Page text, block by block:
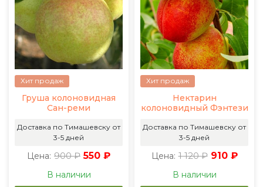
Хит продаж
Груша колоновидная
Сан-реми
Доставка по Тимашевску от
3-5 дней
Цена: 900 ₽ 550 ₽
В наличии
Хит продаж
Нектарин
колоновидный Фэнтези
Доставка по Тимашевску от
3-5 дней
Цена: 1 120 ₽ 910 ₽
В наличии